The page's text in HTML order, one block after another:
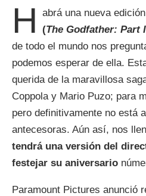
H abrá una nueva
(The Godfather: Part
de todo el mundo nos
podemos esperar de ella.
querida de la maravillosa
Coppola y Mario Puzo; para
pero definitivamente no está
antecesoras. Aún así, nos
tendrá una versión del
festejar su aniversario
Paramount Pictures anunció